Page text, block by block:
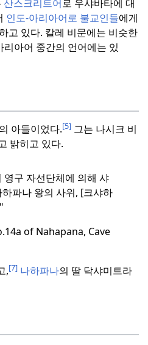
산스크리트어로 우샤바타에 대
인도-아리아어로 불교인들에게
고 있다. 칼레 비문에는 비슷한
아어 중간의 언어에는 있
아들이었다.[5] 그는 나시크 비
밝히고 있다.
구 자선단체에 의해 샤
파나 왕의 사위, [크샤하
"
of Nahapana, Cave
,[7] 나하파나의 딸 닥샤미트라